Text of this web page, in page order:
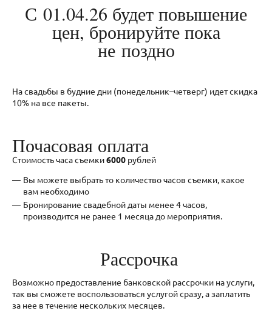
С 01.04.26 будет повышение
цен, бронируйте пока
не поздно
На свадьбы в будние дни (понедельник–четверг) идет скидка
10% на все пакеты.
Почасовая оплата
Стоимость часа съемки6000 рублей
Вы можете выбрать то количество часов съемки, какое
вам необходимо
Бронирование свадебной даты менее 4 часов,
производится не ранее 1 месяца до мероприятия.
Рассрочка
Возможно предоставление банковской рассрочки на услуги,
так вы сможете воспользоваться услугой сразу, а заплатить
за нее в течение нескольких месяцев.